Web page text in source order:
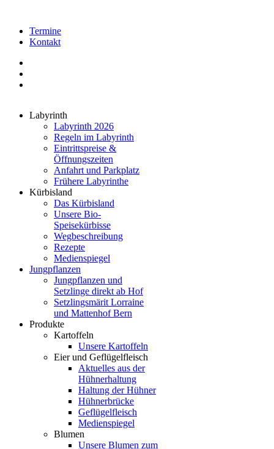
Termine
Kontakt
Labyrinth
Labyrinth 2026
Regeln im Labyrinth
Eintrittspreise &
Öffnungszeiten
Anfahrt und Parkplatz
Frühere Labyrinthe
Kürbisland
Das Kürbisland
Unsere Bio-
Speisekürbisse
Wegbeschreibung
Rezepte
Medienspiegel
Jungpflanzen
Jungpflanzen und
Setzlinge direkt ab Hof
Setzlingsmärit Lorraine
und Mattenhof Bern
Produkte
Kartoffeln
Unsere Kartoffeln
Eier und Geflügelfleisch
Aktuelles aus der
Hühnerhaltung
Haltung der Hühner
Hühnerbrücke
Geflügelfleisch
Medienspiegel
Blumen
Unsere Blumen zum